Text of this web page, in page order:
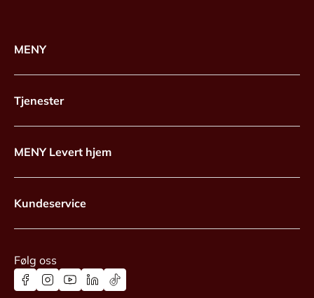
MENY
Tjenester
MENY Levert hjem
Kundeservice
Følg oss